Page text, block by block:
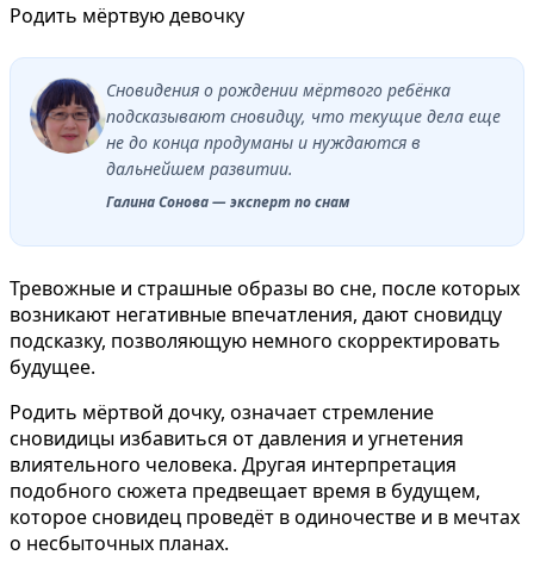
Родить мёртвую девочку
Сновидения о рождении мёртвого ребёнка
подсказывают сновидцу, что текущие дела еще
не до конца продуманы и нуждаются в
дальнейшем развитии.
Галина Сонова — эксперт по снам
Тревожные и страшные образы во сне, после которых
возникают негативные впечатления, дают сновидцу
подсказку, позволяющую немного скорректировать
будущее.
Родить мёртвой дочку, означает стремление
сновидицы избавиться от давления и угнетения
влиятельного человека. Другая интерпретация
подобного сюжета предвещает время в будущем,
которое сновидец проведёт в одиночестве и в мечтах
о несбыточных планах.